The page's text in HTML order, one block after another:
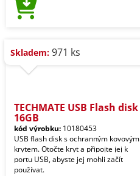
Skladem: 971 ks
TECHMATE USB Flash disk
16GB
kód výrobku: 10180453
USB flash disk s ochranným kovovým
krytem. Otočte kryt a připojte jej k
portu USB, abyste jej mohli začít
používat.